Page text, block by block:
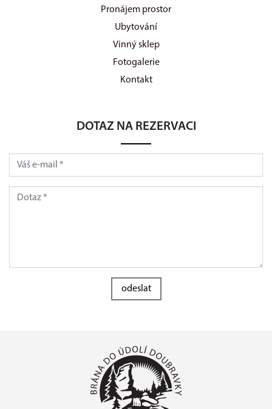
Pronájem prostor
Ubytování
Vinný sklep
Fotogalerie
Kontakt
DOTAZ NA REZERVACI
odeslat